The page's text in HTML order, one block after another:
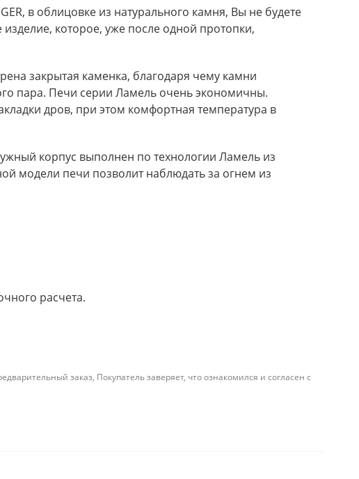
в облицовке из натурального камня, Вы не будете
которое, уже после одной протопки,
закрытая каменка, благодаря чему камни
пара. Печи серии Ламель очень экономичны.
дров, при этом комфортная температура в
корпус выполнен по технологии Ламель из
модели печи позволит наблюдать за огнем из
расчета.
заказ, Покупатель заверяет, что ознакомился и согласен с